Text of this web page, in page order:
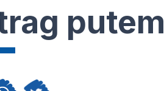
putem